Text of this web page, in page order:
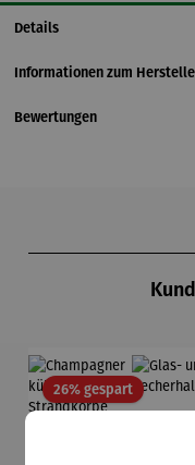
Details
Informationen zum
Bewertungen
26% gespartRabatt